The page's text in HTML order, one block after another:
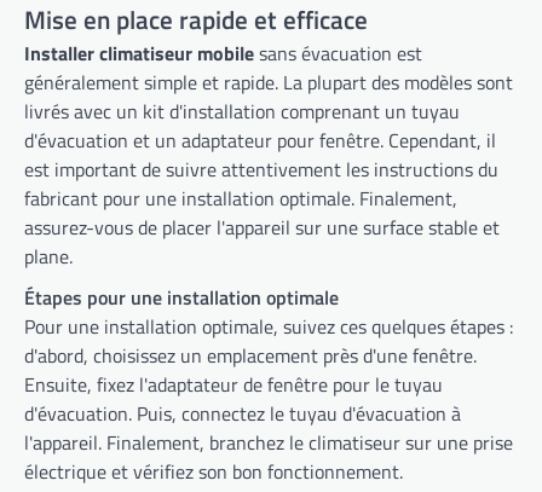
Mise en place rapide et efficace
Installer climatiseur mobilesans évacuation est
généralement simple et rapide. La plupart des modèles sont
livrés avec un kit d'installation comprenant un tuyau
d'évacuation et un adaptateur pour fenêtre. Cependant, il
est important de suivre attentivement les instructions du
fabricant pour une installation optimale. Finalement,
assurez-vous de placer l'appareil sur une surface stable et
plane.
Étapes pour une installation optimale
Pour une installation optimale, suivez ces quelques étapes :
d'abord, choisissez un emplacement près d'une fenêtre.
Ensuite, fixez l'adaptateur de fenêtre pour le tuyau
d'évacuation. Puis, connectez le tuyau d'évacuation à
l'appareil. Finalement, branchez le climatiseur sur une prise
électrique et vérifiez son bon fonctionnement.